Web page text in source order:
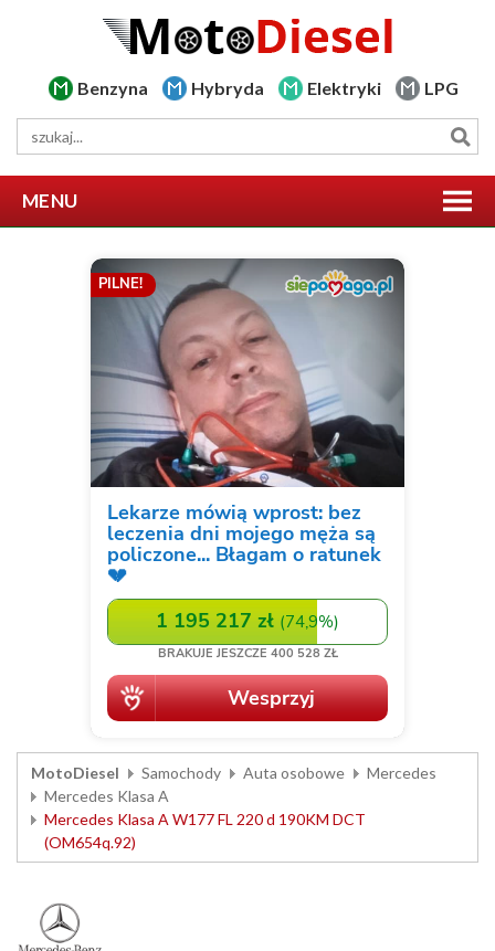
Benzyna Hybryda Elektryki LPG
MENU
MotoDiesel Samochody Auta osobowe
Mercedes
Mercedes Klasa A
Mercedes Klasa A W177 FL 220 d 190KM DCT
(OM654q.92)